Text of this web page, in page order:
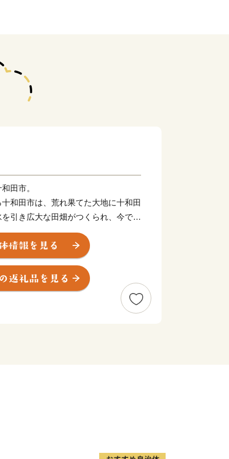
田市。
和田市は、荒れ果てた大地に十和田
引き広大な田畑がつくられ、今では
です。生産量日本一のにんにくのほ
品、全国的知名度を誇る十和田バラ
たビールなど、おいしい食べ物が揃
念物に指定された「十和田湖」、
を有しているほか、市街地は十和田市